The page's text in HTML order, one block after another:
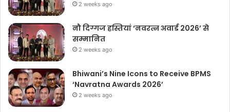
2 weeks ago
नौ दिग्गज हस्तियां ‘नवरत्न अवार्ड 2026’ से
सम्मानित
2 weeks ago
Bhiwani’s Nine Icons to Receive BPMS
‘Navratna Awards 2026’
2 weeks ago